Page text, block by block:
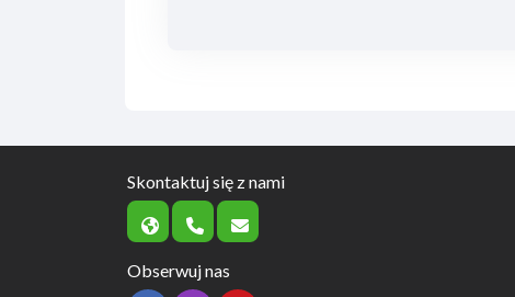
Skontaktuj się z nami
Obserwuj nas